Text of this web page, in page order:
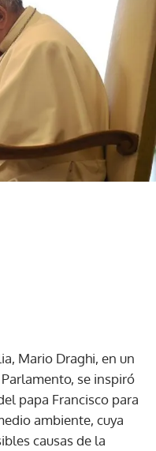
Mario Draghi, en un
se inspiró
papa Francisco para
ambiente, cuya
causas de la